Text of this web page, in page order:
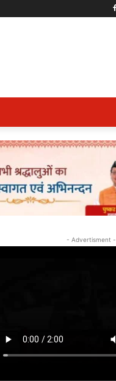
- Advertisment -